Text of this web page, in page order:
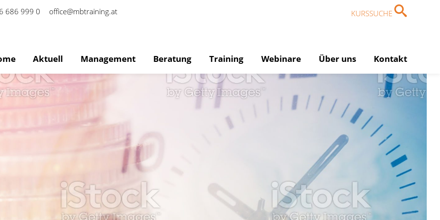
686 999 0 office@mbtraining.at KURSSUCHE
Aktuell Management Beratung Training Webinare Über uns Kontakt